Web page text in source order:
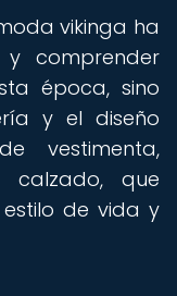
vikinga ha
comprender
época, sino
y el diseño
vestimenta,
que
de vida y